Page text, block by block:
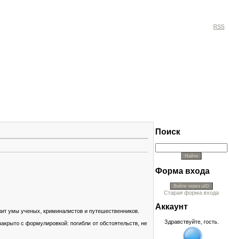
RSS
умы ученых, криминалистов и путешественников.
с формулировкой: погибли от обстоятельств, не
Поиск
Форма входа
Войти через uID
Старая форма входа
Аккayнт
Здравствуйте, гость.